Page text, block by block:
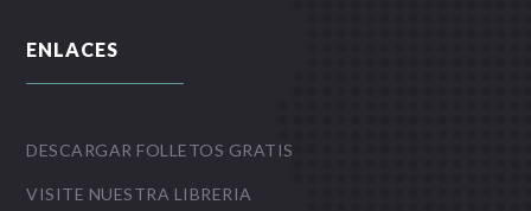
ENLACES
DESCARGAR FOLLETOS GRATIS
VISITE NUESTRA LIBRERIA